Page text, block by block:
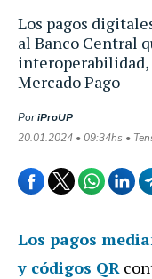
Los pagos
al Banco Central
interoperabilidad,
Mercado Pago
PoriProUP
20.01.2024 • 09:34hs •
Los pagos
y códigos QR